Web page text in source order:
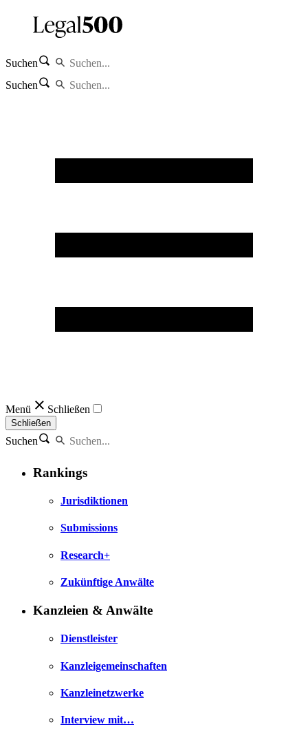
Suchen
Suchen
Menü Schließen
Schließen
Suchen
Rankings
Jurisdiktionen
Submissions
Research+
Zukünftige Anwälte
Kanzleien & Anwälte
Dienstleister
Kanzleigemeinschaften
Kanzleinetzwerke
Interview mit…